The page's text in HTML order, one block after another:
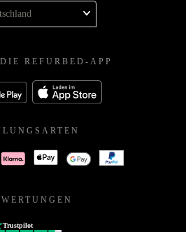
REFURBED-APP
Trustpilot